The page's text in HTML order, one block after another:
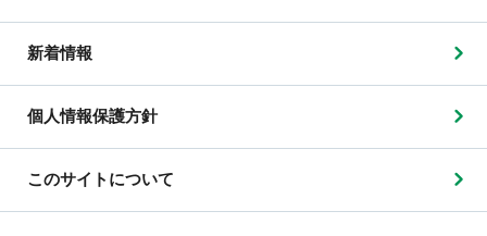
新着情報
個人情報保護方針
このサイトについて